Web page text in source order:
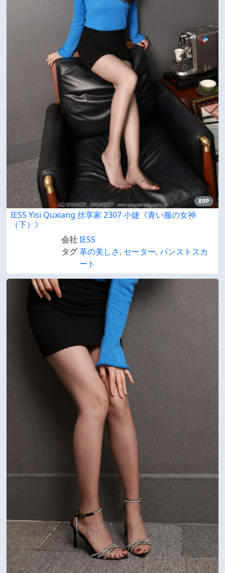
89P
IESS Yisi Quxiang 丝享家 2307 小婕《青い服の女神
（下）》
会社IESS
タグ革の美しさ, セーター, パンストスカ
ート